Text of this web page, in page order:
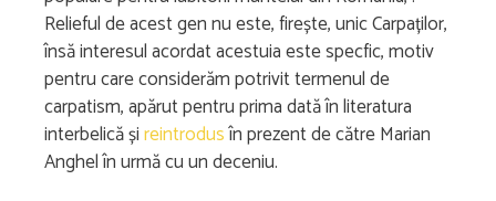
Relieful de acest gen nu este, firește, unic Carpaților,
însă interesul acordat acestuia este specfic, motiv
pentru care considerăm potrivit termenul de
carpatism, apărut pentru prima dată în literatura
interbelică șireintrodusîn prezent de către Marian
Anghel în urmă cu un deceniu.